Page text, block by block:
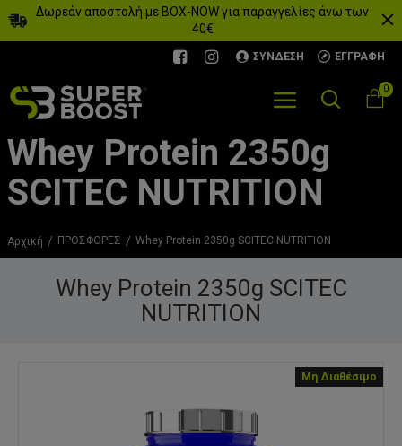
Δωρεάν αποστολή με BOX-NOW για παραγγελίες άνω των
40€
ΣΎΝΔΕΣΗ ΕΓΓΡΑΦΉ
0
Whey Protein 2350g
SCITEC NUTRITION
Αρχική ΠΡΟΣΦΟΡΕΣ Whey Protein 2350g SCITEC NUTRITION
Whey Protein 2350g SCITEC
NUTRITION
Μη Διαθέσιμο